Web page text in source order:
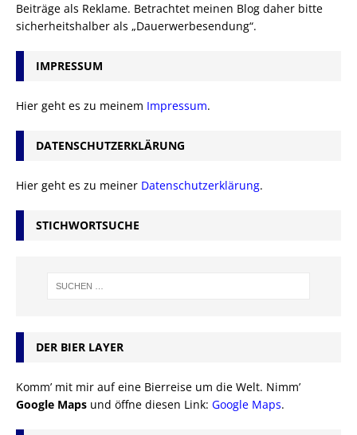
Beiträge als Reklame. Betrachtet meinen Blog daher bitte
sicherheitshalber als „Dauerwerbesendung“.
IMPRESSUM
Hier geht es zu meinem Impressum.
DATENSCHUTZERKLÄRUNG
Hier geht es zu meiner Datenschutzerklärung.
STICHWORTSUCHE
DER BIER LAYER
Komm’ mit mir auf eine Bierreise um die Welt. Nimm’
Google Maps und öffne diesen Link: Google Maps.